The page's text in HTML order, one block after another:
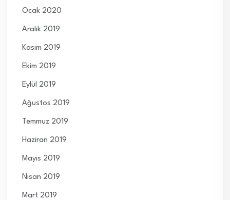
Ocak 2020
Aralık 2019
Kasım 2019
Ekim 2019
Eylül 2019
Ağustos 2019
Temmuz 2019
Haziran 2019
Mayıs 2019
Nisan 2019
Mart 2019